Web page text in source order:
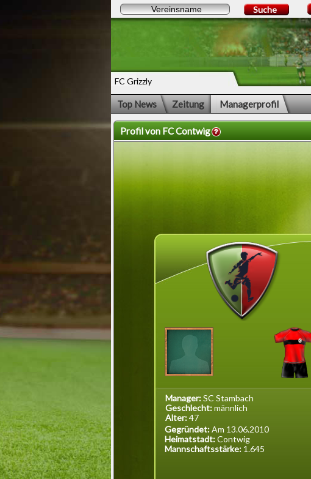
FC Grizzly
Suche
Top News Zeitung Managerprofil
Profil von FC Contwig
Manager:SC Stambach
Geschlecht:männlich
Alter:47
Gegründet:Am 13.06.2010
Heimatstadt:Contwig
Mannschaftsstärke: 1.645